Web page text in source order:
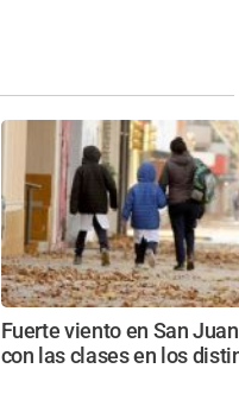
Fuerte viento en San
con las clases en los